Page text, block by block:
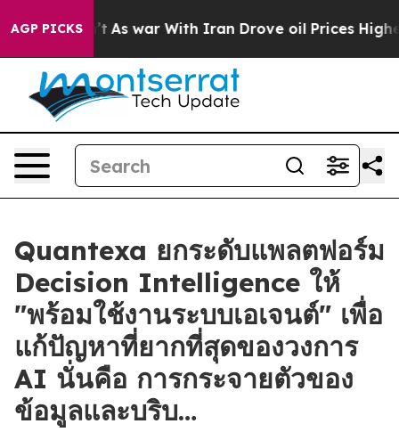
AGP PICKS
As war With Iran Drove oil Prices Higher,
Quantexa ยกระดับแพลตฟอร์ม
Decision Intelligence ให้
"พร้อมใช้งานระบบเอเจนต์" เพื่อ
แก้ปัญหาที่ยากที่สุดของวงการ
AI นั่นคือ การกระจายตัวของ
ข้อมูลและบริบ…